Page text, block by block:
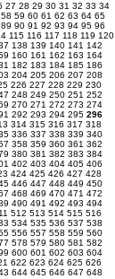
27 28 29 30 31 32 33 34
58 59 60 61 62 63 64 65
89 90 91 92 93 94 95 96
115 116 117 118 119 120
138 139 140 141 142
160 161 162 163 164
182 183 184 185 186
204 205 206 207 208
226 227 228 229 230
248 249 250 251 252
270 271 272 273 274
292 293 294 295 296
314 315 316 317 318
336 337 338 339 340
358 359 360 361 362
380 381 382 383 384
402 403 404 405 406
424 425 426 427 428
446 447 448 449 450
468 469 470 471 472
490 491 492 493 494
512 513 514 515 516
534 535 536 537 538
556 557 558 559 560
578 579 580 581 582
600 601 602 603 604
622 623 624 625 626
644 645 646 647 648